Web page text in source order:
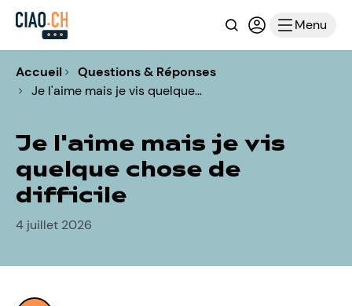
RechercheConnexion
Menu
Accueil
Questions & Réponses
Je l'aime mais je vis quelque…
Je l'aime mais je vis
quelque chose de
difficile
4 juillet 2026